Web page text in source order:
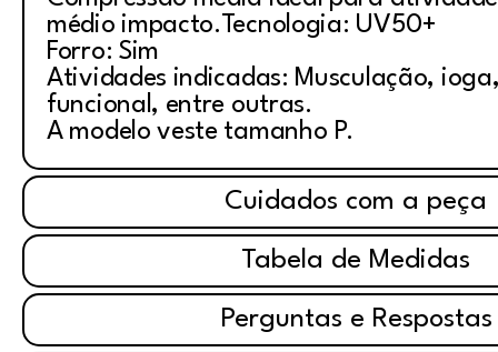
médio impacto.Tecnologia: UV50+
Forro: Sim
Atividades indicadas: Musculação,
funcional, entre outras.
A modelo veste tamanho P.
Cuidados com a peça
Tabela de Medidas
Perguntas e Respostas